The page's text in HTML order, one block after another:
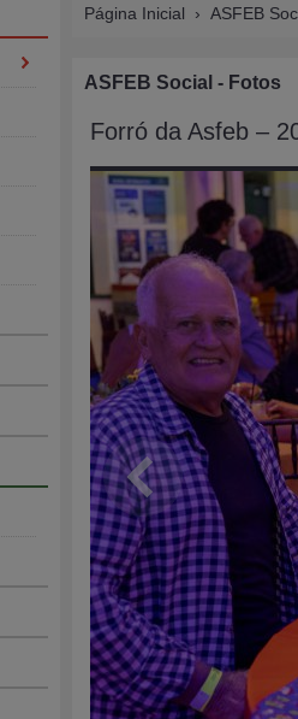
Página Inicial › ASFEB
ASFEB Social - Fotos
Forró da Asfeb –